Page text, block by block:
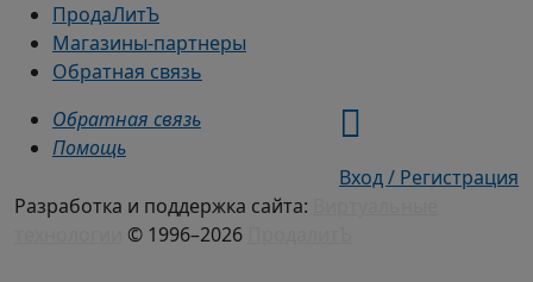
ПродаЛитЪ
Магазины-партнеры
Обратная связь
Обратная связь
Помощь
Вход / Регистрация
Разработка и поддержка сайта:
© 1996–2026